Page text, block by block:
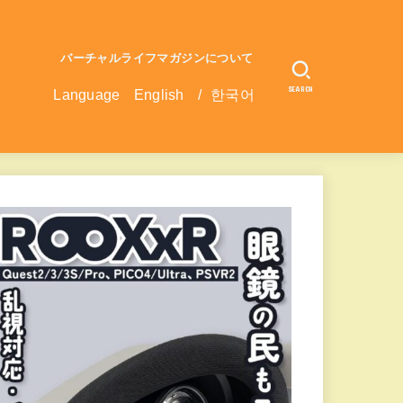
バーチャルライフマガジンについて
Language English / 한국어 SEARCH